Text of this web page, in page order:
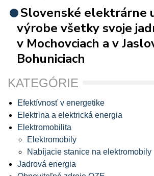
Slovenské elektrárne
výrobe všetky svoje
v Mochovciach a v
Bohuniciach
KATEGÓRIE
Efektívnosť v energetike
Elektrina a elektrická energia
Elektromobilita
Elektromobily
Nabíjacie stanice na elektromobily
Jadrová energia